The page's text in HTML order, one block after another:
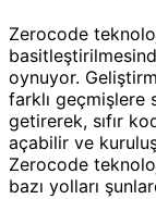
Zerocode
oynuyor.
farklı geçmişlere
getirerek, sıfır
açabilir ve
Zerocode
bazı yolları